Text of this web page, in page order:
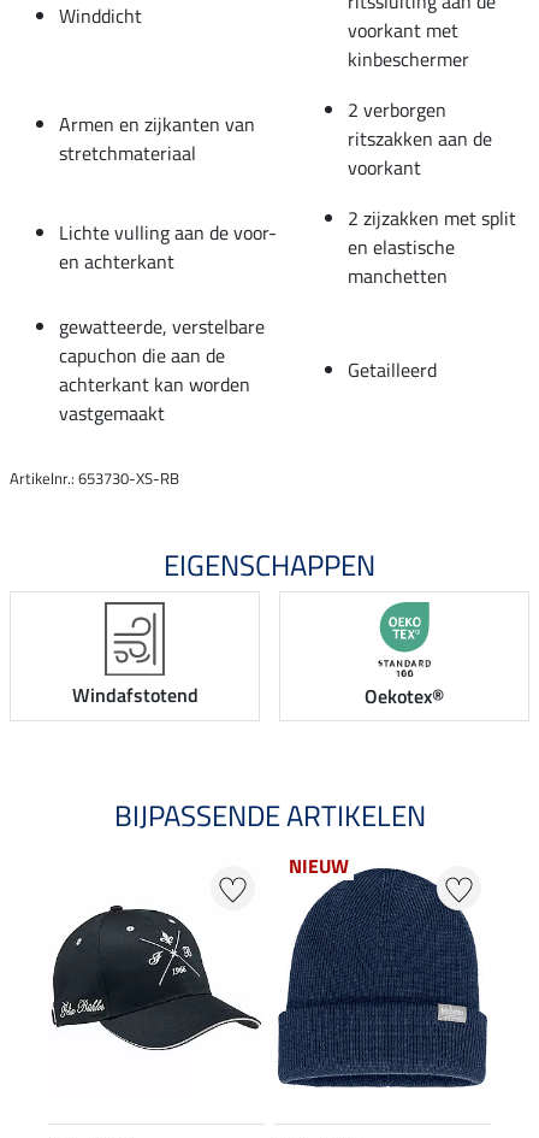
Winddicht
voorkant met
kinbeschermer
Armen en zijkanten van
stretchmateriaal
2 verborgen
ritszakken aan de
voorkant
Lichte vulling aan de voor-
en achterkant
2 zijzakken met split
en elastische
manchetten
gewatteerde, verstelbare
capuchon die aan de
achterkant kan worden
vastgemaakt
Getailleerd
Artikelnr.: 653730-XS-RB
EIGENSCHAPPEN
Windafstotend Oekotex®
BIJPASSENDE ARTIKELEN
NIEUW